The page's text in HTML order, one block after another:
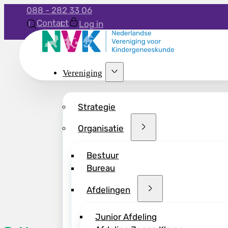
088 - 282 33 06
Contact
Log in
Vereniging
Strategie
Organisatie
Bestuur
Bureau
Afdelingen
Junior Afdeling